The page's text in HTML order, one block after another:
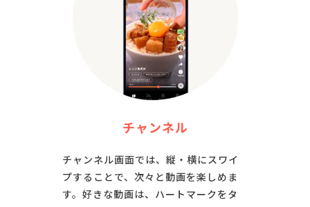
チャンネル
チャンネル画面では、縦・横にスワイ
プすることで、次々と動画を楽しめま
す。好きな動画は、ハートマークをタ